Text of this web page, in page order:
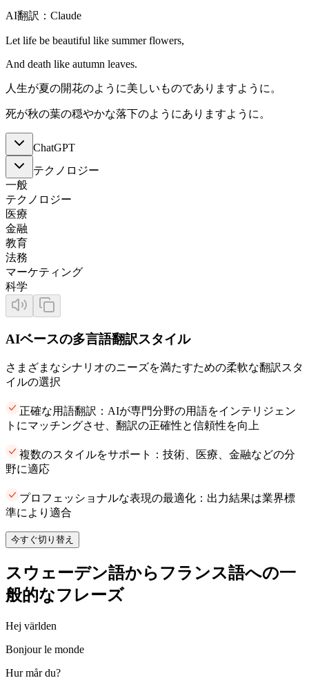
AI翻訳：Claude
Let life be beautiful like summer flowers,
And death like autumn leaves.
人生が夏の開花のように美しいものでありますように。
死が秋の葉の穏やかな落下のようにありますように。
ChatGPT
テクノロジー
一般
テクノロジー
医療
金融
教育
法務
マーケティング
科学
AIベースの多言語翻訳スタイル
さまざまなシナリオのニーズを満たすための柔軟な翻訳スタ
イルの選択
正確な用語翻訳：AIが専門分野の用語をインテリジェン
トにマッチングさせ、翻訳の正確性と信頼性を向上
複数のスタイルをサポート：技術、医療、金融などの分
野に適応
プロフェッショナルな表現の最適化：出力結果は業界標
準により適合
今すぐ切り替え
スウェーデン語からフランス語への一
般的なフレーズ
Hej världen
Bonjour le monde
Hur mår du?